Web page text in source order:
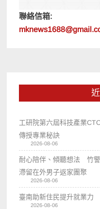
聯絡信箱:
工研院第六屆科技產業
傳授專業秘訣
2026-08-06
耐心陪伴、傾聽想法 竹
滯留在外男子返家團聚
2026-08-06
臺南助新住民提升就業力
2026-08-06